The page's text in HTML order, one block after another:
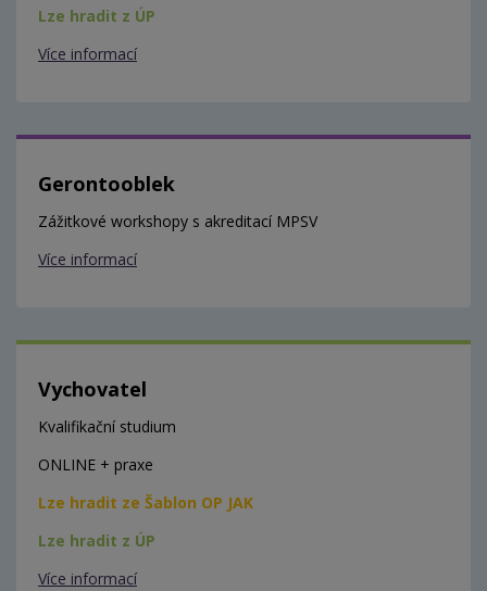
Lze hradit z ÚP
Více informací
Gerontooblek
Zážitkové workshopy s akreditací MPSV
Více informací
Vychovatel
Kvalifikační studium
ONLINE + praxe
Lze hradit ze Šablon OP JAK
Lze hradit z ÚP
Více informací